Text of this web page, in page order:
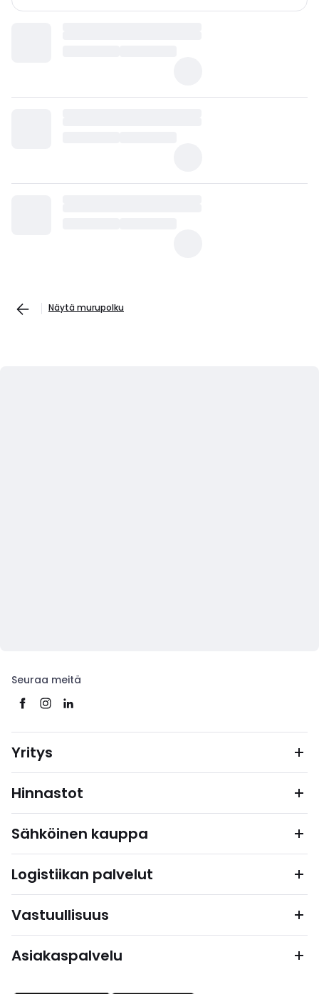
Näytä murupolku
Seuraa meitä
Yritys
Hinnastot
Sähköinen kauppa
Logistiikan palvelut
Vastuullisuus
Asiakaspalvelu